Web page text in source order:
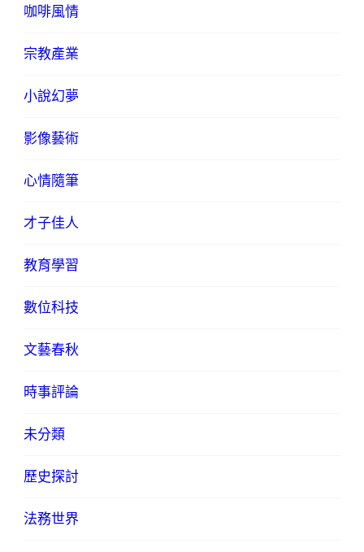
咖啡風情
宗教產業
小說幻夢
影像藝術
心情隨筆
才子佳人
教育學習
數位科技
文藝春秋
時事評論
未分類
歷史探討
法務世界